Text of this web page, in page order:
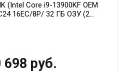
(Intel Core i9-13900KF OEM
16EC/8P/ 32 ГБ ОЗУ (2
GAMING OC 16GB GDDR6
698 руб.